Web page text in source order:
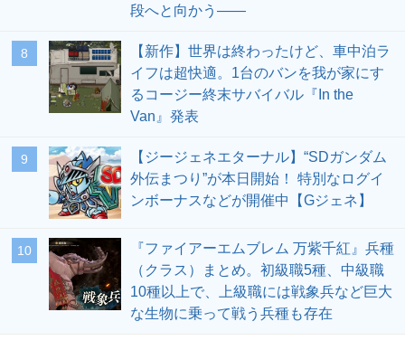
段へと向かう――
8
【新作】世界は終わったけど、車中泊ラ
イフは超快適。1台のバンを我が家にす
るコージー終末サバイバル『In the
Van』発表
9
【ジージェネエターナル】“SDガンダム
外伝まつり”が本日開始！ 特別なログイ
ンボーナスなどが開催中【Gジェネ】
10
『ファイアーエムブレム 万紫千紅』兵種
（クラス）まとめ。初級職5種、中級職
10種以上で、上級職には戦象兵など巨大
な生物に乗って戦う兵種も存在